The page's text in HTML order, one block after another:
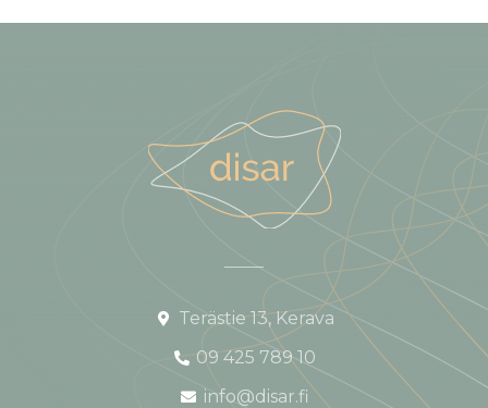
Terästie 13, Kerava
09 425 789 10
info@disar.fi